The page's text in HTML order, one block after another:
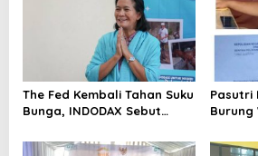
The Fed Kembali Tahan Suku
Bunga, INDODAX Sebut
Sentimen Pasar
Pasutri
Burung